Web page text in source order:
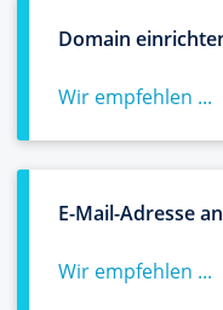
Domain
Wir empfehlen ...
E-Mail-Adresse
Wir empfehlen ...